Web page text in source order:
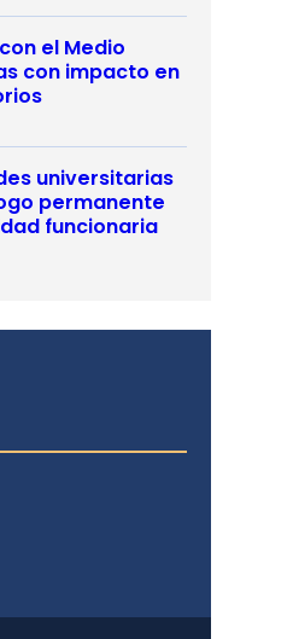
el Medio
con impacto en
universitarias
permanente
funcionaria